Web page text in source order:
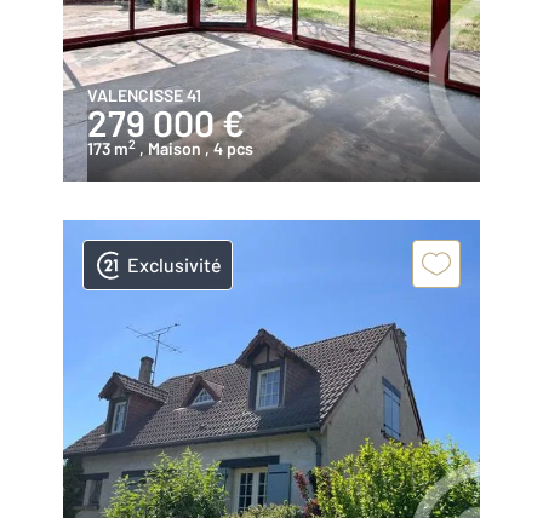
VALENCISSE 41
279 000 €
173 m2 , Maison , 4 pcs
Exclusivité